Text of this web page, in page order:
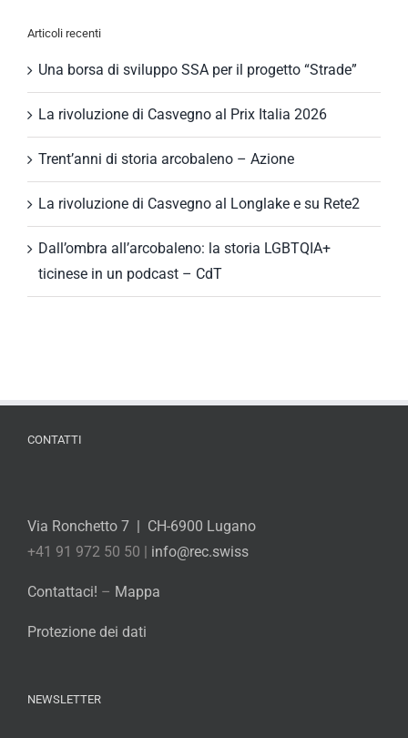
Articoli recenti
Una borsa di sviluppo SSA per il progetto “Strade”
La rivoluzione di Casvegno al Prix Italia 2026
Trent’anni di storia arcobaleno – Azione
La rivoluzione di Casvegno al Longlake e su Rete2
Dall’ombra all’arcobaleno: la storia LGBTQIA+
ticinese in un podcast – CdT
CONTATTI
Via Ronchetto 7 | CH-6900 Lugano
+41 91 972 50 50 | info@rec.swiss
Contattaci! – Mappa
Protezione dei dati
NEWSLETTER